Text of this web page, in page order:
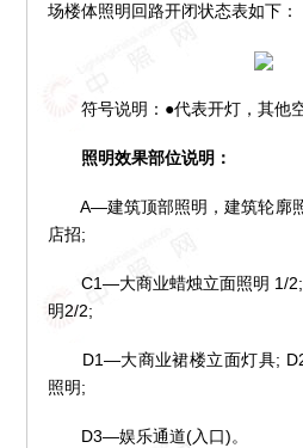
场楼体照明回路开闭状态表如下：
符号说明：●代表开灯，其他空
照明效果部位说明：
A—建筑顶部照明，建筑轮廓照
店招;
C1—大商业蜡烛立面照明 1/2;
明2/2;
D1—大商业裙楼立面灯具;
照明;
D3—娱乐通道(入口)。